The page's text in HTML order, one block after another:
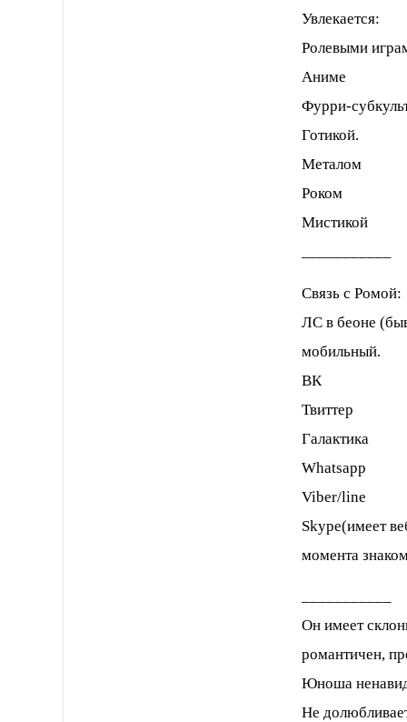
Увлекается:
Ролевыми
Аниме
Фурри-
Готикой.
Металом
Роком
Мистикой
Связь с Ромой:
ЛС в беоне
мобильный.
ВК
Твиттер
Галактика
Whatsapp
Viber/line
Skype(имеет
момента
Он имеет
романтичен,
Юноша
Не